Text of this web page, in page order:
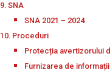
9. SNA
SNA 2021 – 2024
10. Proceduri
Protecția avertizorului
Furnizarea de